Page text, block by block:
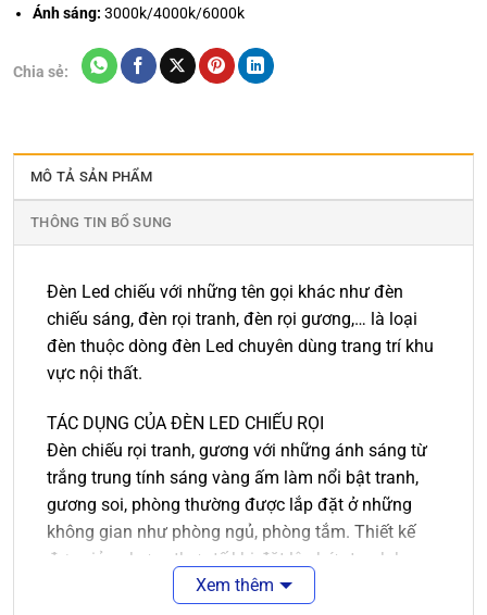
Ánh sáng: 3000k/4000k/6000k
Chia sẻ:
MÔ TẢ SẢN PHẨM
THÔNG TIN BỔ SUNG
Đèn Led chiếu với những tên gọi khác như đèn
chiếu sáng, đèn rọi tranh, đèn rọi gương,… là loại
đèn thuộc dòng đèn Led chuyên dùng trang trí khu
vực nội thất.
TÁC DỤNG CỦA ĐÈN LED CHIẾU RỌI
Đèn chiếu rọi tranh, gương với những ánh sáng từ
trắng trung tính sáng vàng ấm làm nổi bật tranh,
gương soi, phòng thường được lắp đặt ở những
không gian như phòng ngủ, phòng tắm. Thiết kế
đơn giản nhưng thực tế khi đặt lên bức tranh hay
gương mà bạn cần trang trí trông rất hiện đại và
Xem thêm